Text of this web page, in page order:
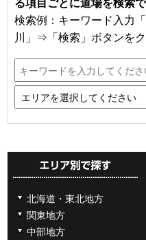
検索例：キーワード入力
川」⇒「検索」ボタンを
北海道・東北地方
関東地方
中部地方